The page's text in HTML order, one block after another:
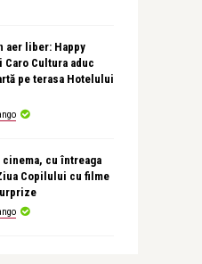
aer liber: Happy
Caro Cultura aduc
pe terasa Hotelului
cu întreaga
Copilului cu filme